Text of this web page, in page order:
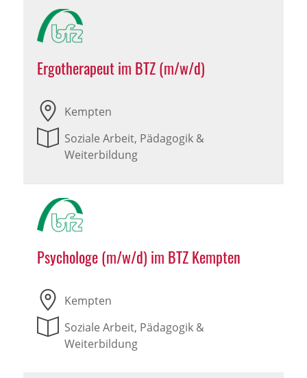
Ergotherapeut im BTZ (m/w/d)
Kempten
Soziale Arbeit, Pädagogik &
Weiterbildung
Psychologe (m/w/d) im BTZ Kempten
Kempten
Soziale Arbeit, Pädagogik &
Weiterbildung